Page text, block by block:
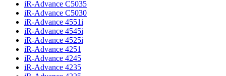
iR-Advance C5035
iR-Advance C5030
iR-Advance 4551i
iR-Advance 4545i
iR-Advance 4525i
iR-Advance 4251
iR-Advance 4245
iR-Advance 4235